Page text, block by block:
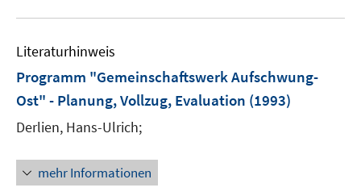
n
e
s
t
e
ö
f
f
s
t
u
F
n
Literaturhinweis
Programm "Gemeinschaftswerk Aufschwung-
Ost" - Planung, Vollzug, Evaluation (1993)
Derlien, Hans-Ulrich;
mehr Informationen